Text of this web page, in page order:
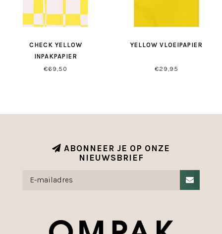
CHECK YELLOW
INPAKPAPIER
€69,50
YELLOW VLOEIPAPIER
€29,95
ABONNEER JE OP ONZE
NIEUWSBRIEF